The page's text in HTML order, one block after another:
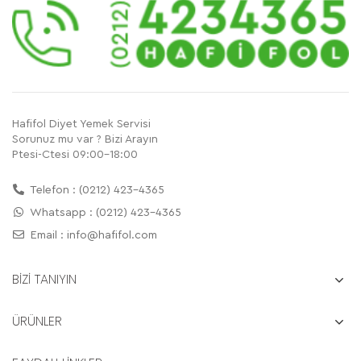
Hafifol Diyet Yemek Servisi
Sorunuz mu var ? Bizi Arayın
Ptesi-Ctesi 09:00-18:00
Telefon : (0212) 423-4365
Whatsapp : (0212) 423-4365
Email : info@hafifol.com
BİZİ TANIYIN
ÜRÜNLER